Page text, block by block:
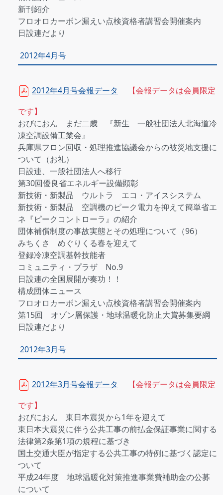
新刊紹介
フロオロカーボン漏えい点検資格者講習会開催案内
日設連だより
2012年4月号
2012年4月号会報データ
【会報データは会員限定
です】
おぴにおん まだ二歳 『新生 一般社団法人北海道冷
凍空調設備工業会』
兵庫県フロン回収・処理推進協議会からの被災地支援に
ついて（お礼）
日設連、一般社団法人へ移行
第30回優良省エネルギー設備顕彰
新技術・新製品 ウルトラ エコ・アイスシステム
新技術・新製品 空調機のピーク電力を抑えて簡単省エ
ネ『ピークコントローラ』の紹介
団体補償制度の事故実態とその処理について（96）
みちくさ めぐりくる春を迎えて
登録冷凍空調基幹技能者
コミュニティ・プラザ No.9
日設連の全国展開が奏功！！
構成団体ニュース
フロオロカーボン漏えい点検資格者講習会開催案内
第15回 オゾン層保護・地球温暖化防止大賞募集要綱
日設連だより
2012年3月号
2012年3月号会報データ
【会報データは会員限定
です】
おぴにおん 東日本震災から1年を迎えて
東日本大震災に伴う公共工事の前払金保証事業に関する
法律第2条第1項の規程に基づき
国土交通大臣が指定する公共工事の特例に基づく認定に
ついて
平成24年度 地球温暖化対策推進事業費補助金の公募
について